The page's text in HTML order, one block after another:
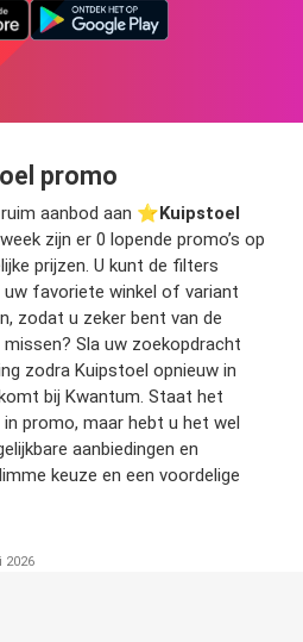
promo
aanbod aan ⭐️Kuipstoel
zijn er 0 lopende promo’s op
prijzen. U kunt de filters
favoriete winkel of variant
zodat u zeker bent van de
Sla uw zoekopdracht
zodra Kuipstoel opnieuw in
bij Kwantum. Staat het
promo, maar hebt u het wel
aanbiedingen en
keuze en een voordelige
2026